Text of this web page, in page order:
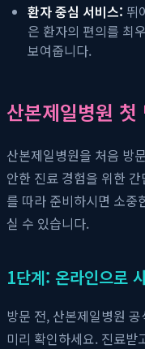
환자 중심 서비스: 뛰
은 환자의 편의를 최
보여줍니다.
산본제일병원
산본제일병원을 처음 방
안한 진료 경험을 위한
를 따라 준비하시면 소중
실 수 있습니다.
1단계: 온라인으로
방문 전, 산본제일병원
미리 확인하세요. 진료받